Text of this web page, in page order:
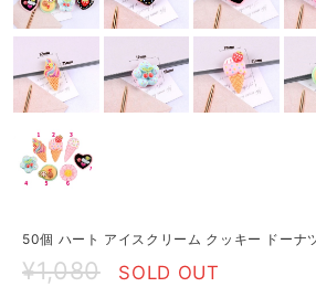
50個 ハート アイスクリーム クッキー ドーナ
¥1,080 SOLD OUT